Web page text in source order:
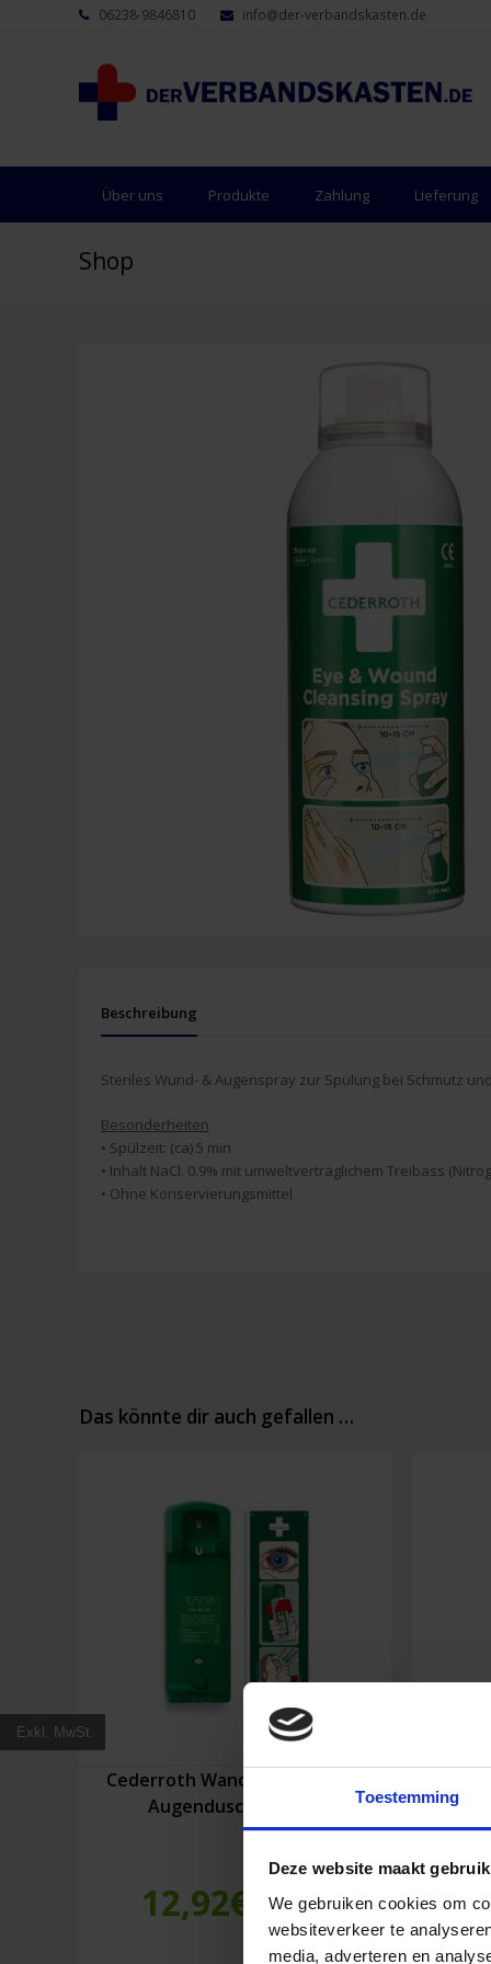
Toestemming
Deze website maakt
We gebruiken cookies om
websiteverkeer te
media, adverteren en
Exkl. MwSt.
06238-9846810 info@der-verbandskasten.de
Über uns Produkte Zahlung Lieferung
Shop
Beschreibung
Steriles Wund- & Augenspray zur Spülung bei Schmutz
Besonderheiten
• Spülzeit: (ca) 5 min.
• Inhalt NaCl. 0.9% mit umweltverträglichem Treibass
• Ohne Konservierungsmittel
Das könnte dir auch gefallen …
Cederroth Wandhalterung für
Augendusche 500 ml
12,92€ Inkl. MwSt.